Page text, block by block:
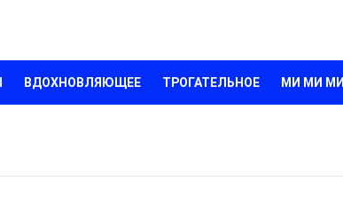
ВДОХНОВЛЯЮЩЕЕ ТРОГАТЕЛЬНОЕ МИ МИ МИ